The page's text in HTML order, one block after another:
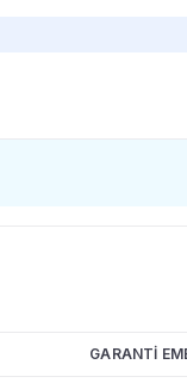
GARANTİ